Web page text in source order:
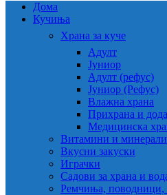
Дома
Кучиња
Храна за куче
Адулт
Јуниор
Адулт (рефус)
Јуниор (Рефус)
Влажна храна
Прихрана и
Медицинска
Витамини и минерали
Вкусни закуски
Играчки
Садови за храна и
Ремчиња,